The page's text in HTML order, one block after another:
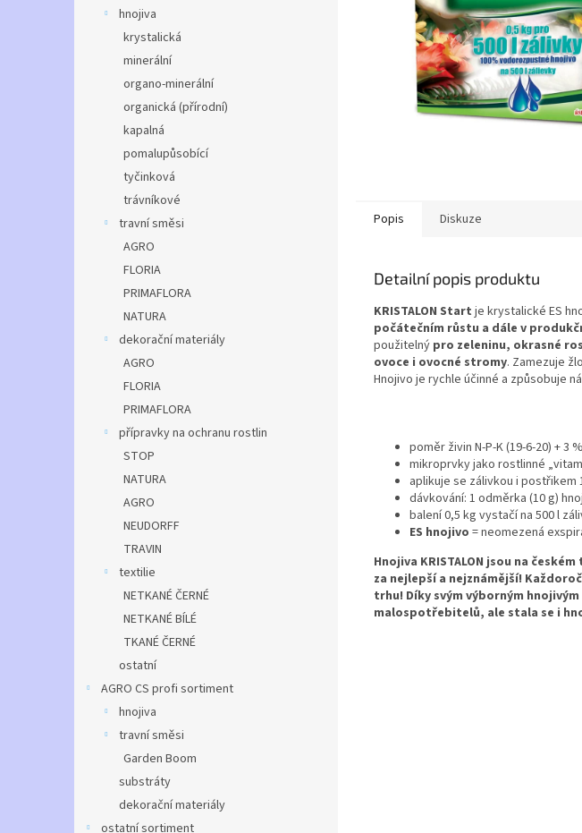
hnojiva
krystalická
minerální
organo-minerální
organická (přírodní)
kapalná
pomalupůsobící
tyčinková
trávníkové
travní směsi
AGRO
FLORIA
PRIMAFLORA
NATURA
dekorační materiály
AGRO
FLORIA
PRIMAFLORA
přípravky na ochranu rostlin
STOP
NATURA
AGRO
NEUDORFF
TRAVIN
textilie
NETKANÉ ČERNÉ
NETKANÉ BÍLÉ
TKANÉ ČERNÉ
ostatní
AGRO CS profi sortiment
hnojiva
travní směsi
Garden Boom
substráty
dekorační materiály
ostatní sortiment
Popis Diskuze
Detailní popis produktu
KRISTALON Start je krystalické ES
počátečním růstu a dále v
použitelný pro zeleninu, okrasné
ovoce i ovocné stromy. Zamezuje
Hnojivo je rychle účinné a způsobuje
poměr živin N-P-K (19-6-20) + 3
mikroprvky jako rostlinné
aplikuje se zálivkou i postřikem
dávkování: 1 odměrka (10 g)
balení 0,5 kg vystačí na 500 l
ES hnojivo = neomezená
Hnojiva KRISTALON jsou na
za nejlepší a nejznámější!
trhu! Díky svým výborným
malospotřebitelů, ale stala se i